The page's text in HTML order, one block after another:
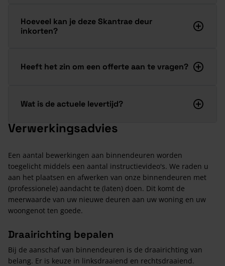
Hoeveel kan je deze Skantrae deur
inkorten?
Heeft het zin om een offerte aan te vragen?
Wat is de actuele levertijd?
Verwerkingsadvies
Een aantal bewerkingen aan binnendeuren worden
toegelicht middels een aantal instructievideo's. We raden u
aan het plaatsen en afwerken van onze binnendeuren met
(professionele) aandacht te (laten) doen. Dit komt de
meerwaarde van uw nieuwe deuren aan uw woning en uw
woongenot ten goede.
Draairichting bepalen
Bij de aanschaf van binnendeuren is de draairichting van
belang. Er is keuze in linksdraaiend en rechtsdraaiend.